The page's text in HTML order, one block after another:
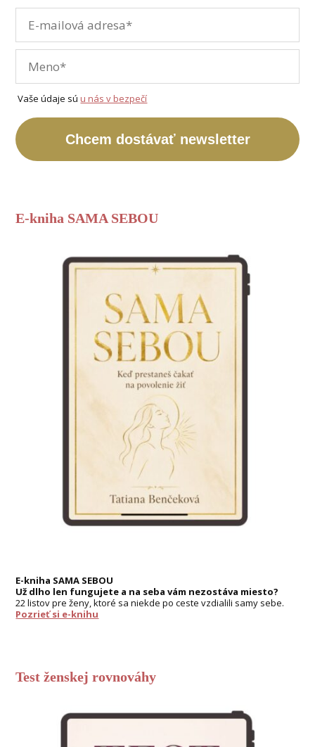
Vaše údaje súu nás v bezpečí
Chcem dostávať newsletter
E-kniha SAMA SEBOU
E-kniha SAMA SEBOU
Už dlho len fungujete a na seba vám nezostáva miesto?
22 listov pre ženy, ktoré sa niekde po ceste vzdialili samy sebe.
Pozrieť si e-knihu
Test ženskej rovnováhy